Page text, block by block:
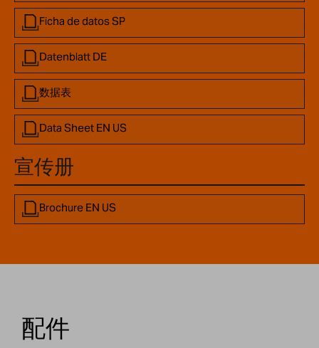
宣传册
Brochure EN US
Ficha de datos SP
Datenblatt DE
数据表
Data Sheet EN US
配件